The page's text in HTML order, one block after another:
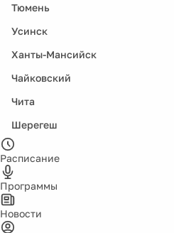
Тюмень
Усинск
Ханты-Мансийск
Чайковский
Чита
Шерегеш
Расписание
Программы
Новости